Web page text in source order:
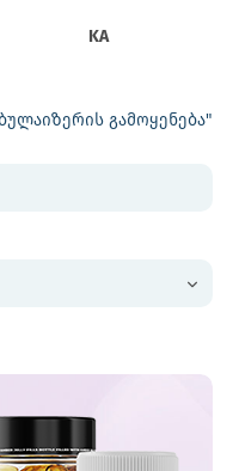
KA
გამოყენება"